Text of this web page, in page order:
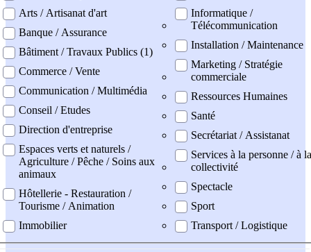
Arts / Artisanat d'art
Banque / Assurance
Bâtiment / Travaux Publics (1)
Commerce / Vente
Communication / Multimédia
Conseil / Etudes
Direction d'entreprise
Espaces verts et naturels /
Agriculture / Pêche / Soins aux
animaux
Hôtellerie - Restauration /
Tourisme / Animation
Immobilier
Informatique /
Télécommunication
Installation / Maintenance
Marketing / Stratégie
commerciale
Ressources Humaines
Santé
Secrétariat / Assistanat
Services à la personne / à la
collectivité
Spectacle
Sport
Transport / Logistique